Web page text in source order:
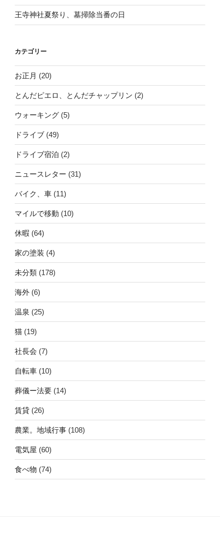
王寺神社夏祭り、墓掃除当番の日
カテゴリー
お正月 (20)
とんだピエロ、とんだチャップリン (2)
ウォーキング (5)
ドライブ (49)
ドライブ宿泊 (2)
ニュースレター (31)
バイク、車 (11)
マイルで移動 (10)
休暇 (64)
家の塗装 (4)
未分類 (178)
海外 (6)
温泉 (25)
猫 (19)
社長会 (7)
自転車 (10)
葬儀ー法要 (14)
賃貸 (26)
農業。地域行事 (108)
電気屋 (60)
食べ物 (74)